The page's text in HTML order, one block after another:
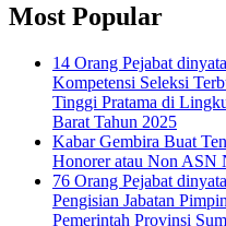
Most Popular
14 Orang Pejabat
Kompetensi Seleksi
Tinggi Pratama di
Barat Tahun 2025
Kabar Gembira Buat
Honorer atau Non ASN
76 Orang Pejabat
Pengisian Jabatan
Pemerintah Provinsi